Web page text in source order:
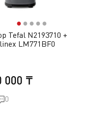
●● ● ● ●
Tefal N2193710 +
LM771BF0
000 ₸
0